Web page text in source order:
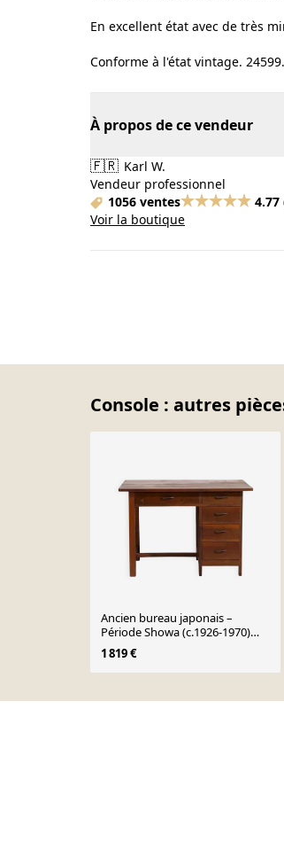
En excellent état avec de très
Conforme à l'état vintage. 24599.
À propos de ce vendeur
🇫🇷 Karl W.
Vendeur professionnel
1056 ventes
4.77
Voir la boutique
Console : autres
Ancien bureau japonais –
Période Showa (c.1926-1970)
#51
1 819 €